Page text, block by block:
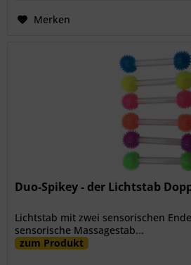
Merken
Duo-Spikey - der Lichtstab
Lichtstab mit zwei sensorischen
sensorische Massagestab...
zum Produkt